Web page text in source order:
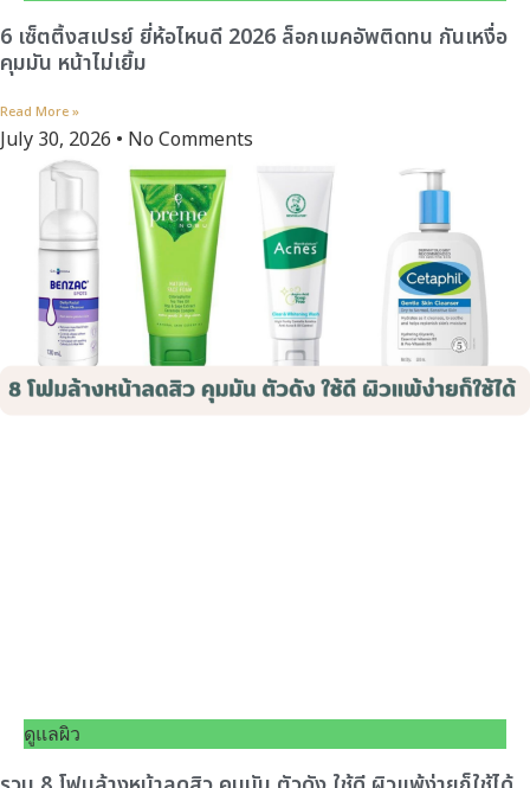
6 เซ็ตติ้งสเปรย์ ยี่ห้อไหนดี 2026 ล็อกเมคอัพติดทน กันเหงื่อ
คุมมัน หน้าไม่เยิ้ม
Read More »
July 30, 2026 No Comments
ดูแลผิว